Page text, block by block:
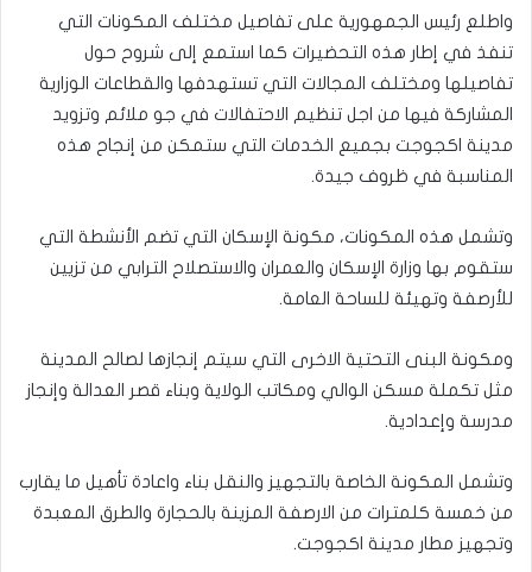
واطلع رئيس الجمهورية على تفاصيل مختلف المكونات التي
تنفذ في إطار هذه التحضيرات كما استمع إلى شروح حول
تفاصيلها ومختلف المجالات التي تستهدفها والقطاعات الوزارية
المشاركة فيها من اجل تنظيم الاحتفالات في جو ملائم وتزويد
مدينة اكجوجت بجميع الخدمات التي ستمكن من إنجاح هذه
المناسبة في ظروف جيدة.
وتشمل هذه المكونات، مكونة الإسكان التي تضم الأنشطة التي
ستقوم بها وزارة الإسكان والعمران والاستصلاح الترابي من تزيين
للأرصفة وتهيئة للساحة العامة.
ومكونة البنى التحتية الاخرى التي سيتم إنجازها لصالح المدينة
مثل تكملة مسكن الوالي ومكاتب الولاية وبناء قصر العدالة وإنجاز
مدرسة وإعدادية.
وتشمل المكونة الخاصة بالتجهيز والنقل بناء واعادة تأهيل ما يقارب
من خمسة كلمترات من الارصفة المزينة بالحجارة والطرق المعبدة
وتجهيز مطار مدينة اكجوجت.